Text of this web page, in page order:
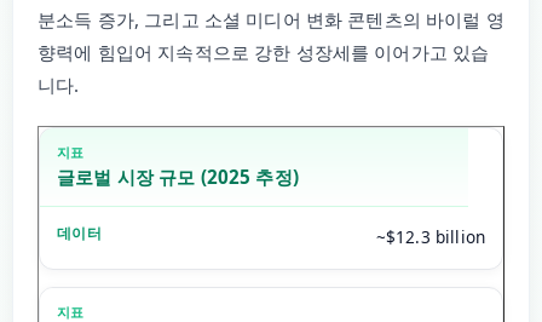
분소득 증가, 그리고 소셜 미디어 변화 콘텐츠의 바이럴 영
향력에 힘입어 지속적으로 강한 성장세를 이어가고 있습
니다.
글로벌 시장 규모 (2025 추정)
~$12.3 billion